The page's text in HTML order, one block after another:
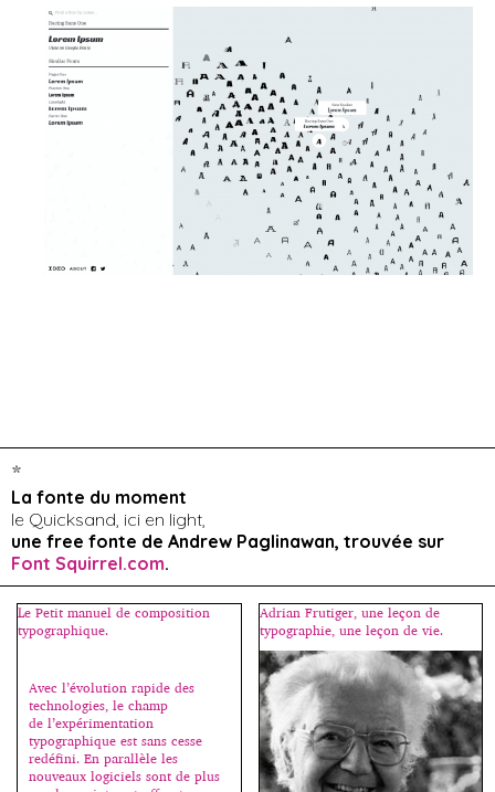
*
La fonte du moment
le Quicksand, ici en light,
une free fonte de Andrew Paglinawan, trouvée sur
Font Squirrel.com.
Le Petit manuel de composition
typographique.
Avec l’évolution rapide des
technologies, le champ
de l’expérimentation
typographique est sans cesse
redéfini. En parallèle les
nouveaux logiciels sont de plus
Adrian Frutiger, une leçon de
typographie, une leçon de vie.